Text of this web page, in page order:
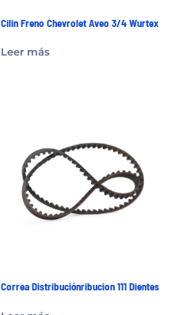
Cilin Freno Chevrolet Aveo 3/4 Wurtex
Leer más
Correa Distribuciónribucion 111 Dientes